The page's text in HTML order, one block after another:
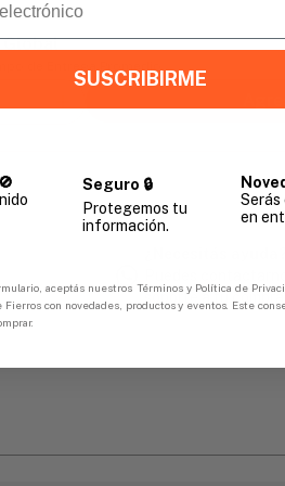
soporte a tu
SUSCRIBIRME
Seguro 🔒
Protegemos tu
información.
Serás
en
aceptás nuestros Términos y Política de
Fierros con novedades, productos y eventos. Este